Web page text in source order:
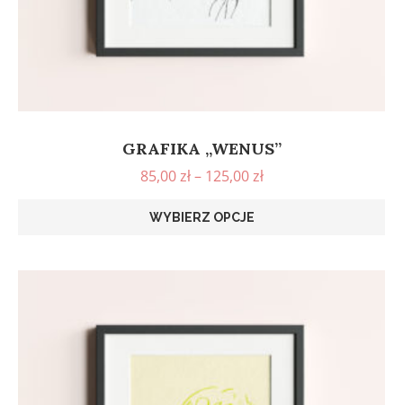
GRAFIKA „WENUS”
85,00zł– 125,00zł
WYBIERZ OPCJE